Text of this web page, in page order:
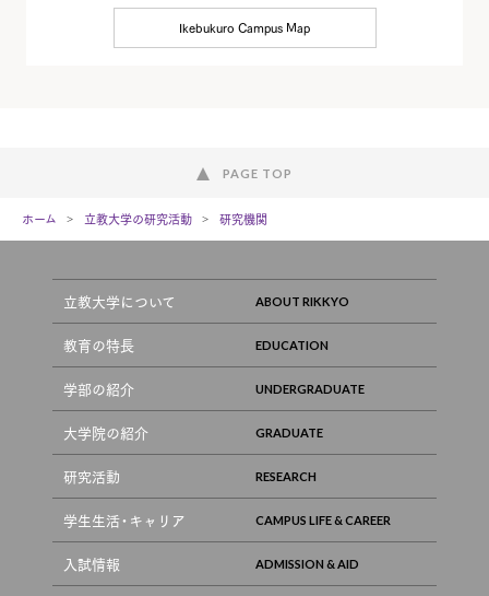
Ikebukuro Campus Map
PAGE TOP
ホーム 立教大学の研究活動 研究機関
立教大学について
教育の特長
学部の紹介
大学院の紹介
研究活動
学生生活・キャリア
入試情報